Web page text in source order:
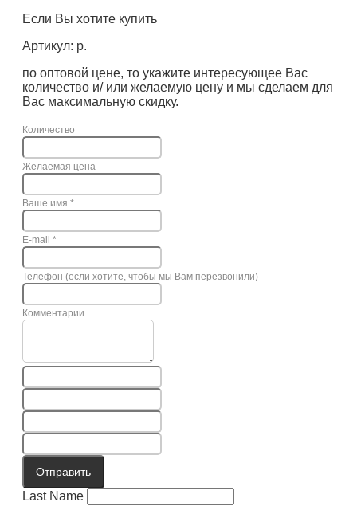
Если Вы хотите купить
Артикул: р.
по оптовой цене, то укажите интересующее Вас
количество и/ или желаемую цену и мы сделаем для
Вас максимальную скидку.
Количество
Желаемая цена
Ваше имя *
E-mail *
Телефон (если хотите, чтобы мы Вам перезвонили)
Комментарии
Отправить
Last Name